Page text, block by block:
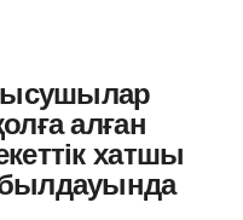
алған
хатшы